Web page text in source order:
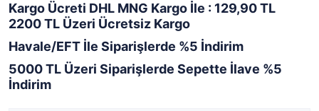
Kargo Ücreti DHL MNG Kargo İle : 129,90 TL
2200 TL Üzeri Ücretsiz Kargo
Havale/EFT İle Siparişlerde %5 İndirim
5000 TL Üzeri Siparişlerde Sepette İlave %5
İndirim